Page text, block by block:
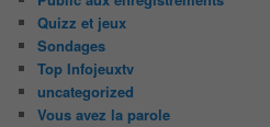
Quizz et jeux
Sondages
Top Infojeuxtv
uncategorized
Vous avez la parole